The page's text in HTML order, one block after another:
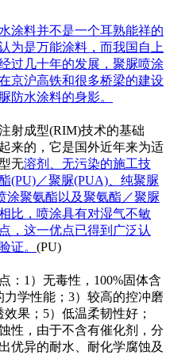
涂料并不是一个耳熟能祥的
为是万能涂料，而我国自上
过几十年的发展，聚脲喷涂
京沪高铁和很多桥梁的建设
防水涂料的身影。
射成型(RIM)技术的基础
来的，它是国外近年来为适
无溶剂
、无污染的施工技
酯(PU)／聚脲(PUA)、纯聚脲
涂聚氨酯以及聚氨酯／聚脲
比，喷涂具有对湿气不敏
，这一优点已得到广泛认
证。 (PU)
：1）无毒性，100%固体含
学性能；3）较高的控冲磨
果；5）低温柔韧性好；
性，由于不含有催化剂，分
优异的耐水、耐化学腐蚀及